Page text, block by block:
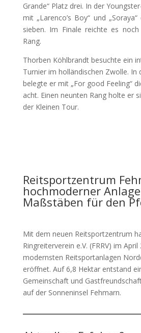
Grande“ Platz drei. In der
mit „Larenco’s Boy“ und
sieben. Im Finale reichte es
Rang.
Thorben Köhlbrandt besuchte ein
Turnier im holländischen Zwolle. In
belegte er mit „For good Feeling“
acht. Einen neunten Rang holte er
der Kleinen Tour.
Reitsportzentrum
hochmoderner
Maßstäben für den
Mit dem neuen Reitsportzentrum
Ringreiterverein e.V. (FRRV) im
modernsten Reitsportanlagen
eröffnet. Auf 6,8 Hektar entstand
Gemeinschaft und
auf der Sonneninsel Fehmarn.